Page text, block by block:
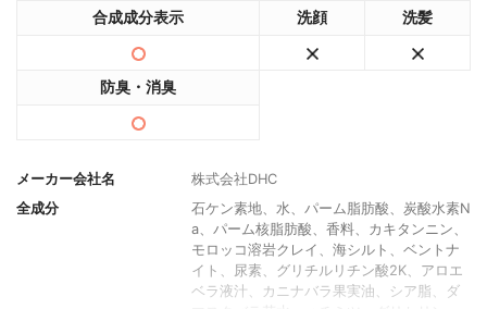
合成成分表示 洗顔 洗髪
防臭・消臭
メーカー会社名
株式会社DHC
全成分
石ケン素地、水、パーム脂肪酸、炭酸水素N
a、パーム核脂肪酸、香料、カキタンニン、
モロッコ溶岩クレイ、海シルト、ベントナ
イト、尿素、グリチルリチン酸2K、アロエ
ベラ液汁、カニナバラ果実油、シア脂、ダ